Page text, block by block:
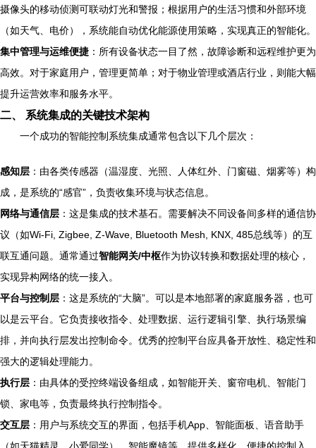
摄像头的移动侦测可联动灯光和警报；根据用户的生活习惯和外部环境
（如天气、电价），系统能自动优化能源使用策略，实现真正的智能化。
集中管理与运维便捷 ：所有设备状态一目了然，故障诊断和远程维护更为
高效。对于家庭用户，管理更简单；对于物业管理或酒店行业，则能大幅
提升运营效率和服务水平。
二、 系统集成的关键技术架构
一个成功的智能控制系统集成通常包含以下几个层次：
感知层 ：由各类传感器（温湿度、光照、人体红外、门窗磁、烟雾等）构
成，是系统的“感官”，负责收集环境与状态信息。
网络与通信层 ：这是集成的技术基石。需要解决不同设备间多样的通信协
议（如Wi-Fi, Zigbee, Z-Wave, Bluetooth Mesh, KNX, 485总线等）的互
联互通问题。通常通过智能网关/中枢作为协议转换和数据处理的核心，
实现异构网络的统一接入。
平台与控制层 ：这是系统的“大脑”。可以是本地部署的家庭服务器，也可
以是云平台。它负责接收指令、处理数据、运行逻辑引擎、执行场景编
排，并向执行层发出控制命令。优秀的控制平台应具备开放性、稳定性和
强大的逻辑处理能力。
执行层 ：由具体的受控终端设备组成，如智能开关、窗帘电机、智能门
锁、家电等，负责最终执行控制指令。
交互层 ：用户与系统交互的界面，包括手机App、智能面板、语音助手